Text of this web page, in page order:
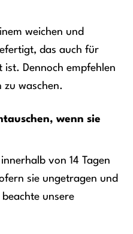
weichen und
das auch für
Dennoch empfehlen
waschen.
wenn sie
von 14 Tagen
sie ungetragen und
unsere